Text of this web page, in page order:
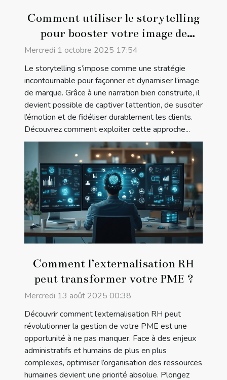
Comment utiliser le storytelling
pour booster votre image de
marque ?
Mercredi 1 octobre 2025 17:54
Le storytelling s’impose comme une stratégie
incontournable pour façonner et dynamiser l’image
de marque. Grâce à une narration bien construite, il
devient possible de captiver l’attention, de susciter
l’émotion et de fidéliser durablement les clients.
Découvrez comment exploiter cette approche...
Comment l’externalisation RH
peut transformer votre PME ?
Mercredi 13 août 2025 00:38
Découvrir comment l’externalisation RH peut
révolutionner la gestion de votre PME est une
opportunité à ne pas manquer. Face à des enjeux
administratifs et humains de plus en plus
complexes, optimiser l’organisation des ressources
humaines devient une priorité absolue. Plongez